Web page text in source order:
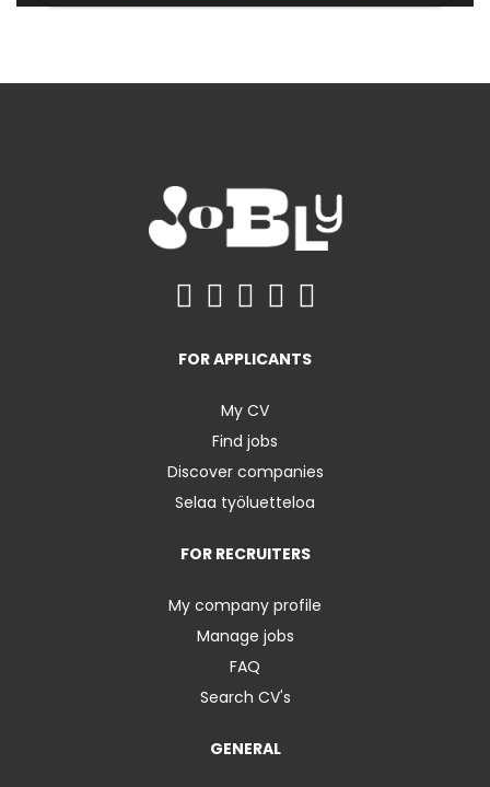
FOR APPLICANTS
My CV
Find jobs
Discover companies
Selaa työluetteloa
FOR RECRUITERS
My company profile
Manage jobs
FAQ
Search CV's
GENERAL